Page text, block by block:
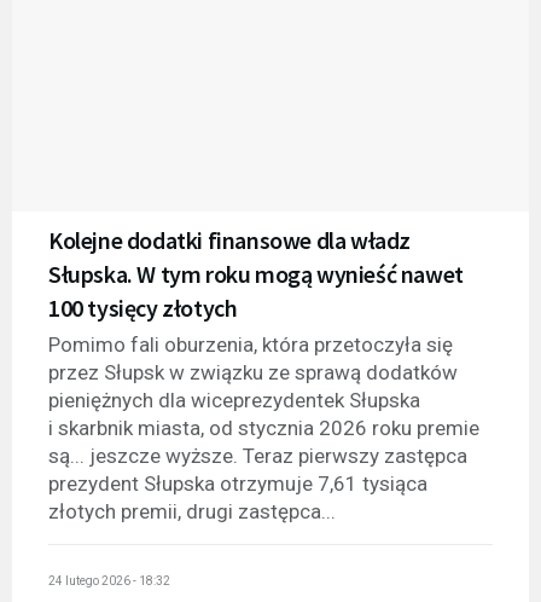
Kolejne dodatki finansowe dla władz
Słupska. W tym roku mogą wynieść nawet
100 tysięcy złotych
Pomimo fali oburzenia, która przetoczyła się
przez Słupsk w związku ze sprawą dodatków
pieniężnych dla wiceprezydentek Słupska
i skarbnik miasta, od stycznia 2026 roku premie
są... jeszcze wyższe. Teraz pierwszy zastępca
prezydent Słupska otrzymuje 7,61 tysiąca
złotych premii, drugi zastępca...
24 lutego 2026 - 18:32